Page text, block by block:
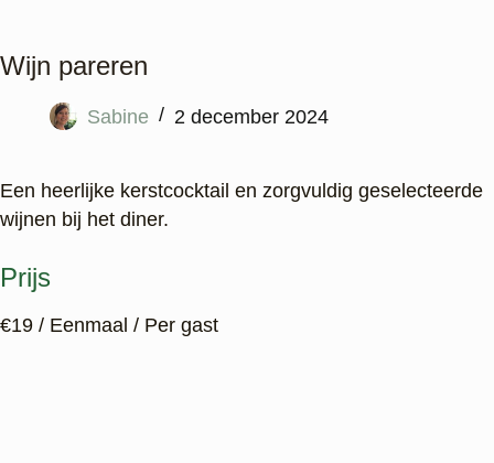
Wijn pareren
Sabine 2 december 2024
Een heerlijke kerstcocktail en zorgvuldig geselecteerde
wijnen bij het diner.
Prijs
€19 / Eenmaal / Per gast